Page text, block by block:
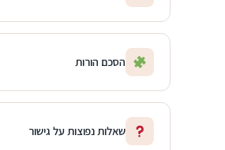
הסכם הורות
שאלות נפוצות על גישור